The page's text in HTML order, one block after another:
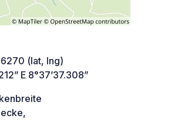
(lat, lng)
E 8°37’37.308”